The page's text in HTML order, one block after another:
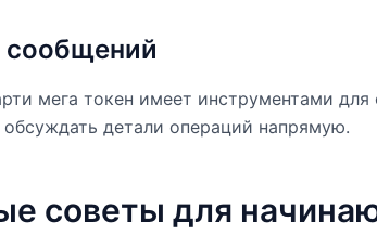
сообщений
мега токен имеет инструментами для
детали операций напрямую.
советы для